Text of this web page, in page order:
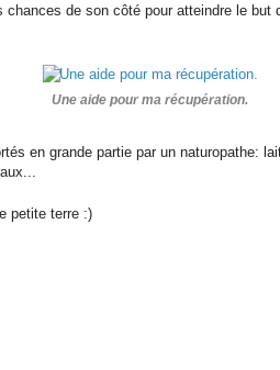
chances de son côté pour atteindre le but
Une aide pour ma récupération.
en grande partie par un naturopathe:
petite terre :)